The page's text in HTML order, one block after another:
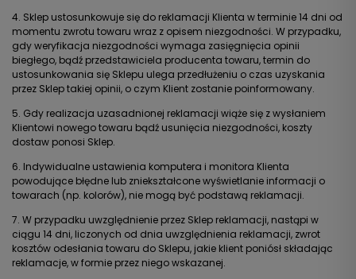
4. Sklep ustosunkowuje się do reklamacji Klienta w terminie 14 dni od
momentu zwrotu towaru wraz z opisem niezgodności. W przypadku,
gdy weryfikacja niezgodności wymaga zasięgnięcia opinii
biegłego, bądź przedstawiciela producenta towaru, termin do
ustosunkowania się Sklepu ulega przedłużeniu o czas uzyskania
przez Sklep takiej opinii, o czym Klient zostanie poinformowany.
5. Gdy realizacja uzasadnionej reklamacji wiąże się z wysłaniem
Klientowi nowego towaru bądź usunięcia niezgodności, koszty
dostaw ponosi Sklep.
6. Indywidualne ustawienia komputera i monitora Klienta
powodujące błędne lub zniekształcone wyświetlanie informacji o
towarach (np. kolorów), nie mogą być podstawą reklamacji.
7. W przypadku uwzględnienie przez Sklep reklamacji, nastąpi w
ciągu 14 dni, liczonych od dnia uwzględnienia reklamacji, zwrot
kosztów odesłania towaru do Sklepu, jakie klient poniósł składając
reklamacje, w formie przez niego wskazanej.